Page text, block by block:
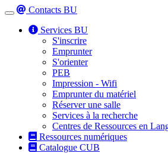
Toggle
navigation
Contacts BU
Services BU
S'inscrire
Emprunter
S'orienter
PEB
Impression - Wifi
Emprunter du matériel
Réserver une salle
Services à la recherche
Centres de Ressources en
Ressources numériques
Catalogue CUB